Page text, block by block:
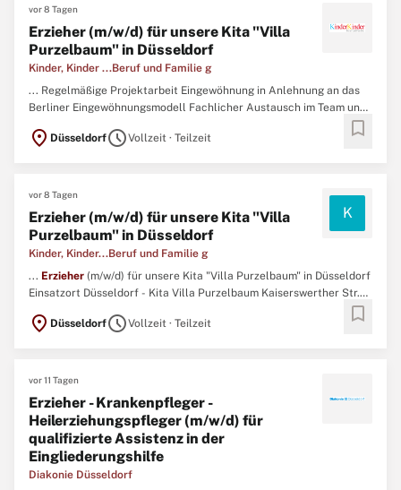
vor 8 Tagen
Erzieher (m/w/d) für unsere Kita "Villa
Purzelbaum" in Düsseldorf
Kinder, Kinder ...Beruf und Familie g
... Regelmäßige Projektarbeit Eingewöhnung in Anlehnung an das
Berliner Eingewöhnungsmodell Fachlicher Austausch im Team und
Beobachtung und Dokumentation des Entwicklungs- und
location_on DüsseldorfscheduleVollzeit · Teilzeit bookmark
vor 8 Tagen
Erzieher (m/w/d) für unsere Kita "Villa
Purzelbaum" in Düsseldorf
Kinder, Kinder...Beruf und Familie g
K
... Erzieher (m/w/d) für unsere Kita "Villa Purzelbaum" in Düsseldorf
Einsatzort Düsseldorf - Kita Villa Purzelbaum Kaiserswerther Str.
Original Stellenanzeige auf StepStone.de
location_on DüsseldorfscheduleVollzeit · Teilzeit bookmark
vor 11 Tagen
Erzieher - Krankenpfleger -
Heilerziehungspfleger (m/w/d) für
qualifizierte Assistenz in der
Eingliederungshilfe
Diakonie Düsseldorf